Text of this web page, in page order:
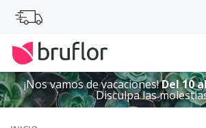
¡Nos vamos de vacaciones!Del 10
Disculpa las